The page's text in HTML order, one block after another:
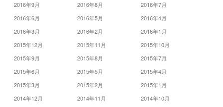
2016年9月
2016年8月
2016年7月
2016年6月
2016年5月
2016年4月
2016年3月
2016年2月
2016年1月
2015年12月
2015年11月
2015年10月
2015年9月
2015年8月
2015年7月
2015年6月
2015年5月
2015年4月
2015年3月
2015年2月
2015年1月
2014年12月
2014年11月
2014年10月